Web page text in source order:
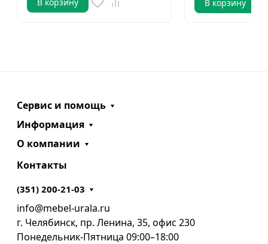
В корзину В корзину
Сервис и помощь
Информация
О компании
Контакты
(351) 200-21-03
info@mebel-urala.ru
г. Челябинск, пр. Ленина, 35, офис 230
Понедельник-Пятница 09:00–18:00